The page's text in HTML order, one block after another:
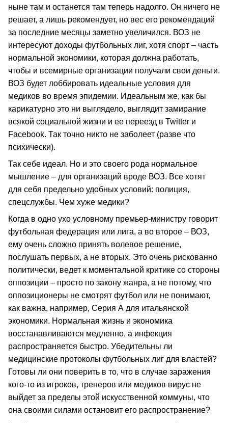
ныне там и останется там теперь надолго. Он ничего не
решает, а лишь рекомендует, но вес его рекомендаций
за последние месяцы заметно увеличился. ВОЗ не
интересуют доходы футбольных лиг, хотя спорт – часть
нормальной экономики, которая должна работать,
чтобы и всемирные организации получали свои деньги.
ВОЗ будет лоббировать идеальные условия для
медиков во время эпидемии. Идеальным же, как бы
карикатурно это ни выглядело, выглядит замирание
всякой социальной жизни и ее переезд в Twitter и
Facebook. Так точно никто не заболеет (разве что
психически).
Так себе идеал. Но и это своего рода нормальное
мышление – для организаций вроде ВОЗ. Все хотят
для себя предельно удобных условий: полиция,
спецслужбы. Чем хуже медики?
Когда в одно ухо условному премьер-министру говорит
футбольная федерация или лига, а во второе – ВОЗ,
ему очень сложно принять волевое решение,
послушать первых, а не вторых. Это очень рискованно
политически, ведет к моментальной критике со стороны
оппозиции – просто по закону жанра, а не потому, что
оппозиционеры не смотрят футбол или не понимают,
как важна, например, Серия А для итальянской
экономики. Нормальная жизнь и экономика
восстанавливаются медленно, а инфекция
распространяется быстро. Убедительны ли
медицинские протоколы футбольных лиг для властей?
Готовы ли они поверить в то, что в случае заражения
кого-то из игроков, тренеров или медиков вирус не
выйдет за пределы этой искусственной коммуны, что
она своими силами остановит его распространение?